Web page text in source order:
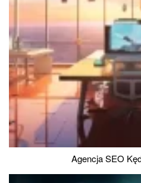
Agencja SEO